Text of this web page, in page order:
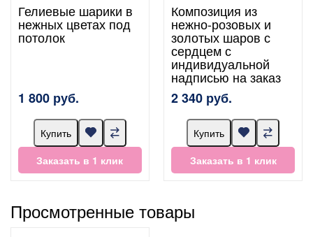
Гелиевые шарики в
нежных цветах под
потолок
1 800 руб.
Купить
Заказать в 1 клик
Композиция из
нежно-розовых и
золотых шаров с
сердцем с
индивидуальной
надписью на заказ
2 340 руб.
Купить
Заказать в 1 клик
Просмотренные товары